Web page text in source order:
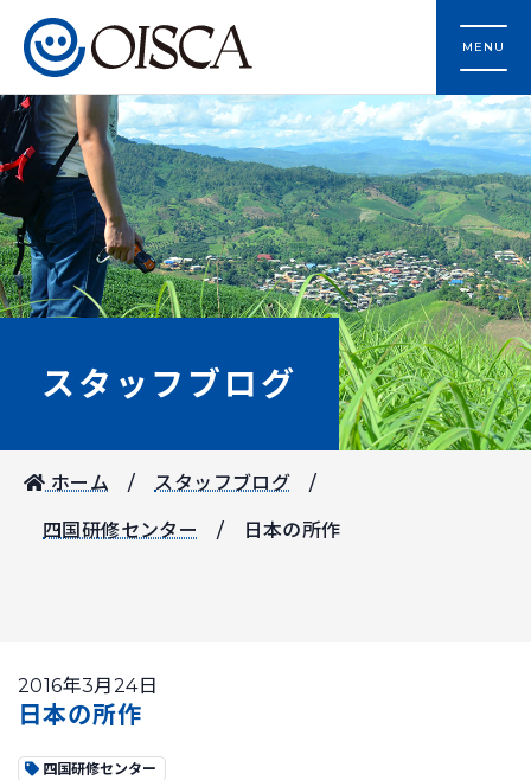
MENU
スタッフブログ
ホーム スタッフブログ
四国研修センター 日本の所作
2016年3月24日
日本の所作
四国研修センター